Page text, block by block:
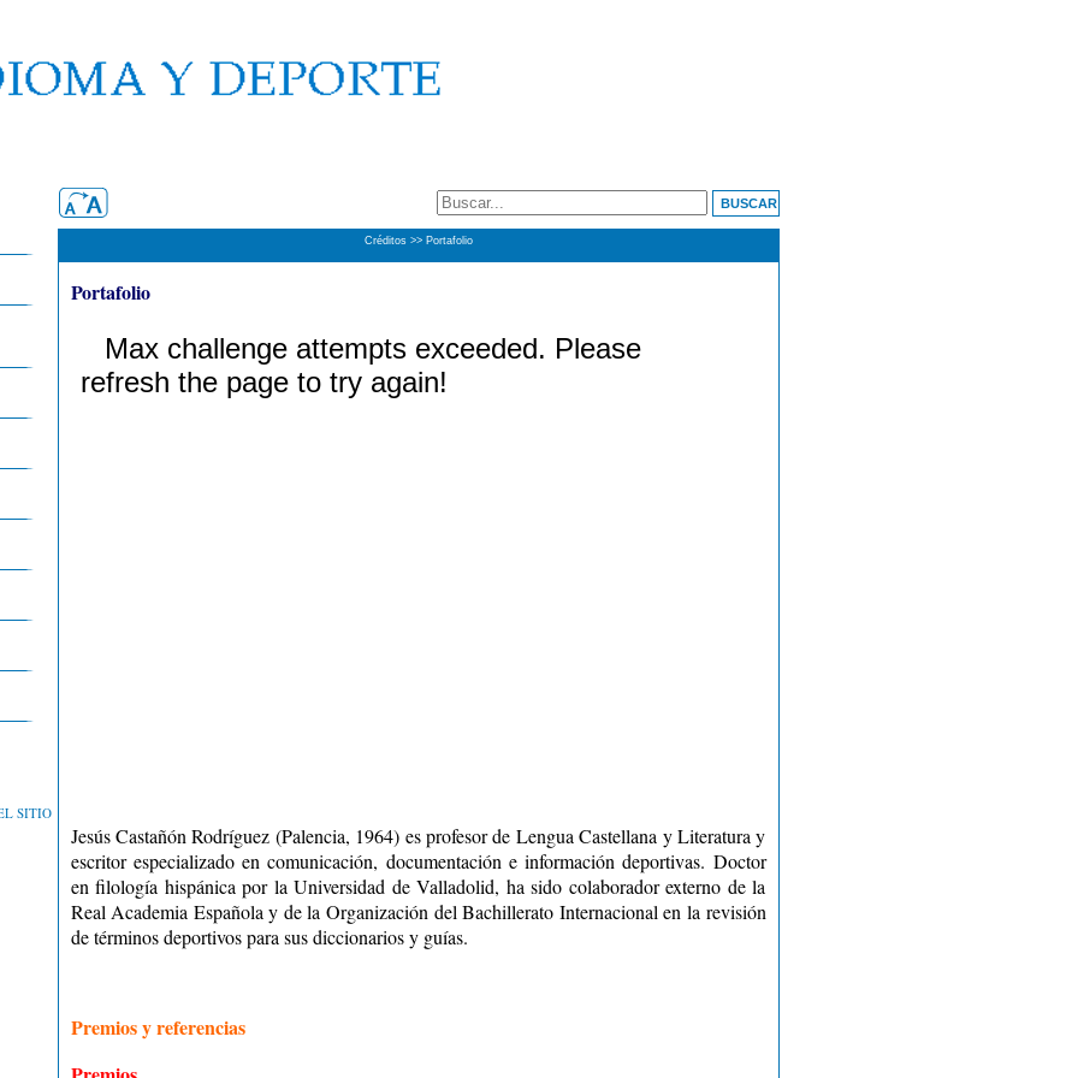
SITIO
Créditos >> Portafolio
Portafolio
Jesús Castañón Rodríguez (Palencia, 1964) es profesor de Lengua Castellana y Literatura y
escritor especializado en comunicación, documentación e información deportivas. Doctor
en filología hispánica por la Universidad de Valladolid, ha sido colaborador externo de la
Real Academia Española y de la Organización del Bachillerato Internacional en la revisión
de términos deportivos para sus diccionarios y guías.
Premios y referencias